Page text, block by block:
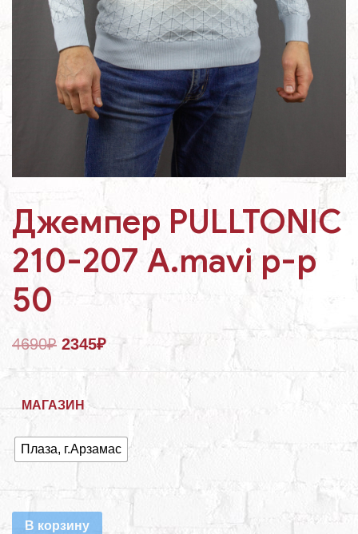
Джемпер PULLTONIC
210-207 А.mavi p-p
50
4690₽ 2345₽
МАГАЗИН
Плаза, г.Арзамас
В корзину